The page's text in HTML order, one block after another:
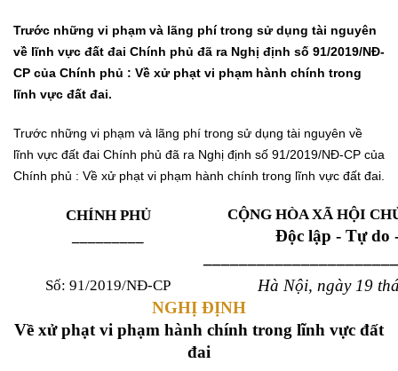
Trước những vi phạm và lãng phí trong sử dụng tài nguyên
về lĩnh vực đất đai Chính phủ đã ra Nghị định số 91/2019/NĐ-
CP của Chính phủ : Về xử phạt vi phạm hành chính trong
lĩnh vực đất đai.
Trước những vi phạm và lãng phí trong sử dụng tài nguyên về
lĩnh vực đất đai Chính phủ đã ra Nghị định số 91/2019/NĐ-CP của
Chính phủ : Về xử phạt vi phạm hành chính trong lĩnh vực đất đai.
CHÍNH PHỦ
Số: 91/2019/NĐ-CP
CỘNG HÒA XÃ HỘI
Độc lập - Tự do
Hà Nội, ngày 19
NGHỊ ĐỊNH
Về xử phạt vi phạm hành chính trong lĩnh vực đất
đai